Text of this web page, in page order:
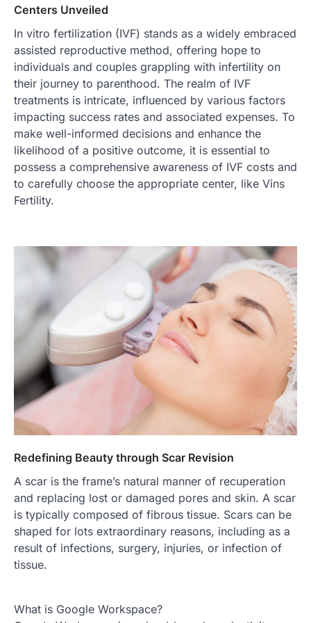
Centers Unveiled
In vitro fertilization (IVF) stands as a widely embraced
assisted reproductive method, offering hope to
individuals and couples grappling with infertility on
their journey to parenthood. The realm of IVF
treatments is intricate, influenced by various factors
impacting success rates and associated expenses. To
make well-informed decisions and enhance the
likelihood of a positive outcome, it is essential to
possess a comprehensive awareness of IVF costs and
to carefully choose the appropriate center, like Vins
Fertility.
Redefining Beauty through Scar Revision
A scar is the frame’s natural manner of recuperation
and replacing lost or damaged pores and skin. A scar
is typically composed of fibrous tissue. Scars can be
shaped for lots extraordinary reasons, including as a
result of infections, surgery, injuries, or infection of
tissue.
What is Google Workspace?